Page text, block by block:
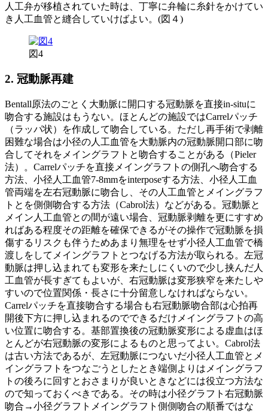
人工弁が移植されていた時は、丁寧に弁輪に糸針をかけてい
き人工血管と縫合していけばよい。(図４)
図4
2. 冠動脈再建
Bentall原法のごとく大動脈に開口する冠動脈を直接in-situに
吻合する施設はもうない。ほとんどの施設ではCarrelパッチ
（ラッパ状）を作成して吻合している。ただし再手術で剥離
困難な場合は小径の人工血管を大動脈内の冠動脈開口部に吻
合してそれをメイングラフトと吻合することがある（Pieler
法）。Carrelパッチを直接メイングラフトの側孔へ吻合する
方法、小径人工血管7-8mmをinterposeする方法、小径人工血
管両端を左右冠動脈に吻合し、その人工血管とメイングラフ
トとを側側吻合する方法（Cabrol法）などがある。冠動脈と
メイン人工血管との間が遠い場合、冠動脈剥離を更にすすめ
ればある程度その距離を確保できるがその操作で冠動脈を損
傷するリスクも伴うためあまり無理をせず小径人工血管で橋
渡しをしてメイングラフトとつなげる方法が取られる。左冠
動脈は押し込まれても変形を来たしにくいので少し挟んだ人
工血管が長すぎてもよいが、右冠動脈は変形狭窄を来たしや
すいので位置関係・長さに十分留意しなければならない。
Carrelパッチを直接吻合する場合も右冠動脈吻合部は心拍再
開後下方に押し込まれるのでできるだけメイングラフトの高
い位置に吻合する。基部置換後の冠動脈変形による虚血はほ
とんどが右冠動脈の変形によるものと思ってよい。Cabrol法
は古い方法であるが、左冠動脈につないだ小径人工血管とメ
イングラフトをつなごうとしたとき端側よりはメイングラフ
トの後ろに回すとおさまりが良いときなどには役立つ方法な
ので知っておくべきである。その時は小径グラフト右冠動脈
吻合→小径グラフトメイングラフト側側吻合の順番ではな